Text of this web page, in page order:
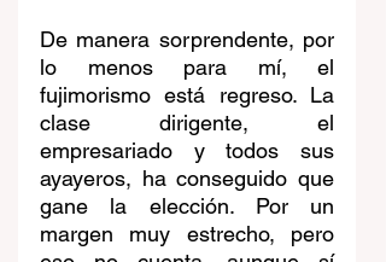
De manera sorprendente, por
lo menos para mí, el
fujimorismo está regreso. La
clase dirigente, el
empresariado y todos sus
ayayeros, ha conseguido que
gane la elección. Por un
margen muy estrecho, pero